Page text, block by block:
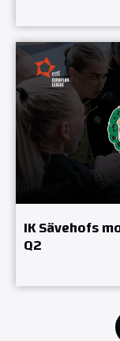
IK Sävehofs
Q2